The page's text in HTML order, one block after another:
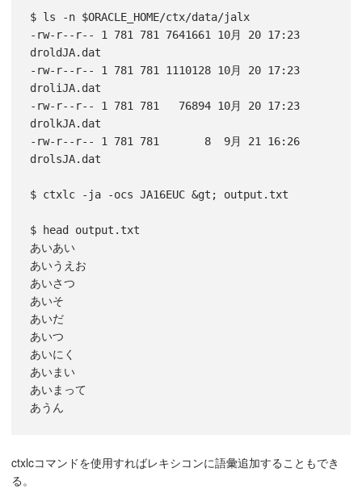
$ ls -n $ORACLE_HOME/ctx/data/jalx
-rw-r--r-- 1 781 781 7641661 10月 20 17:23
droldJA.dat
-rw-r--r-- 1 781 781 1110128 10月 20 17:23
droliJA.dat
-rw-r--r-- 1 781 781   76894 10月 20 17:23
drolkJA.dat
-rw-r--r-- 1 781 781       8  9月 21 16:26
drolsJA.dat
$ ctxlc -ja -ocs JA16EUC &gt; output.txt
$ head output.txt
あいあい
あいうえお
あいさつ
あいそ
あいだ
あいつ
あいにく
あいまい
あいまって
ctxlcコマンドを使用すればレキシコンに語彙追加することもでき
る。